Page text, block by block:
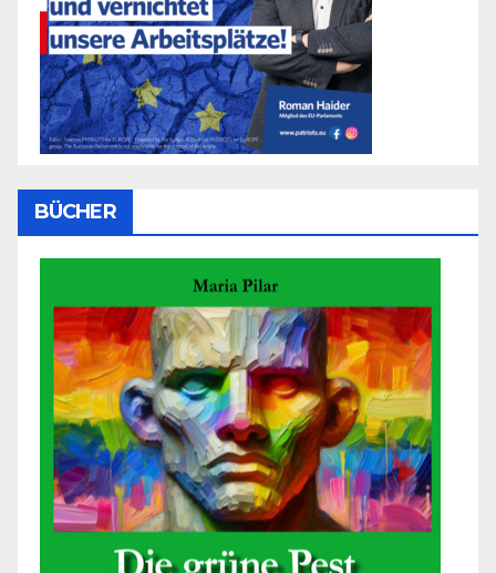
BÜCHER